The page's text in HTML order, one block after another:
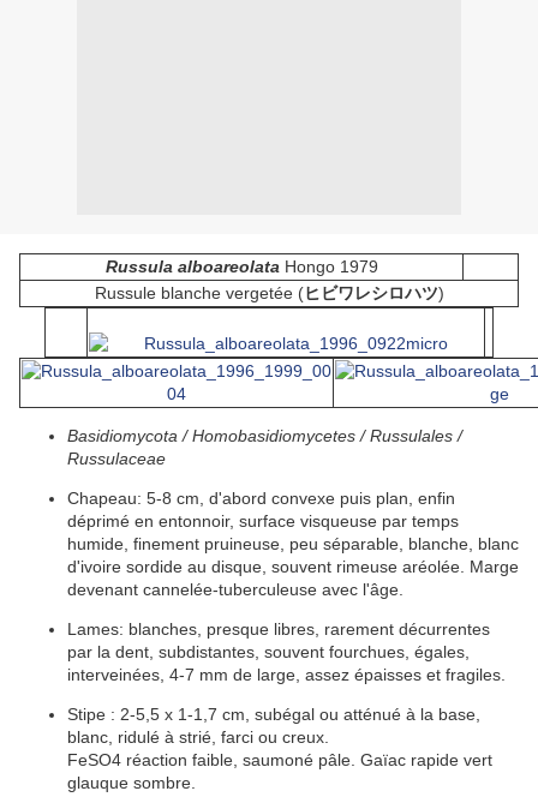
Russula alboareolata Hongo 1979
Russule blanche vergetée (ヒビワレシロハツ)
Basidiomycota / Homobasidiomycetes / Russulales /
Russulaceae
Chapeau: 5-8 cm, d'abord convexe puis plan , enfin
déprimé en entonnoir, surface visqueuse par temps
humide , finement pruineuse , peu séparable , blanche, blanc
d'ivoire sordide au disque , souvent rimeuse aréolée Marge
devenant cannelée-tuberculeuse avec l'âge.
Lames: blanches, presque libres , rarement décurrentes
par la dent, subdistantes, souvent fourchues , égales,
interveinées , 4-7 mm de large, assez épaisses et fragiles
Stipe : 2-5,5 x 1-1,7 cm, subégal ou atténué à la base,
blanc, ridulé à strié farci ou creux
FeSO4 réaction faible, saumoné pâle. Gaïac rapide vert
glauque sombre.